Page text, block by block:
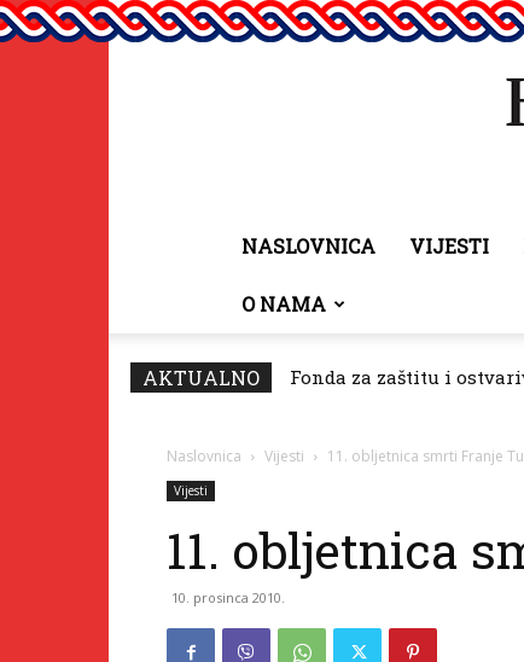
NASLOVNICA VIJESTI
O NAMA
AKTUALNO Fonda za zaštitu i
U Pomorskom muzeju
Naslovnica Vijesti 11. obljetnica smrti Franje
Vijesti
11. obljetnica
10. prosinca 2010.